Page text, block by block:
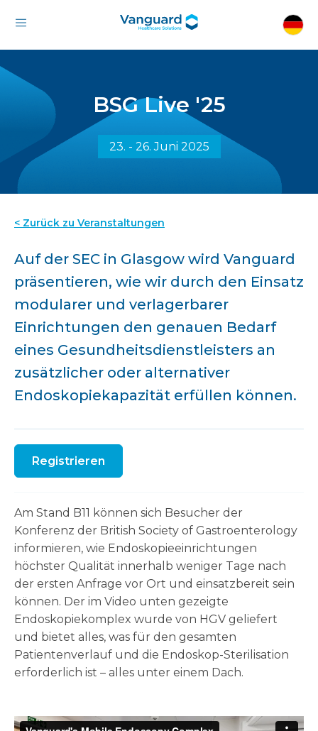
BSG Live '25
23. - 26. Juni 2025
< Zurück zu Veranstaltungen
Auf der SEC in Glasgow wird Vanguard
präsentieren, wie wir durch den Einsatz
modularer und verlagerbarer
Einrichtungen den genauen Bedarf
eines Gesundheitsdienstleisters an
zusätzlicher oder alternativer
Endoskopiekapazität erfüllen können.
Registrieren
Am Stand B11 können sich Besucher der
Konferenz der British Society of Gastroenterology
informieren, wie Endoskopieeinrichtungen
höchster Qualität innerhalb weniger Tage nach
der ersten Anfrage vor Ort und einsatzbereit sein
können. Der im Video unten gezeigte
Endoskopiekomplex wurde von HGV geliefert
und bietet alles, was für den gesamten
Patientenverlauf und die Endoskop-Sterilisation
erforderlich ist – alles unter einem Dach.